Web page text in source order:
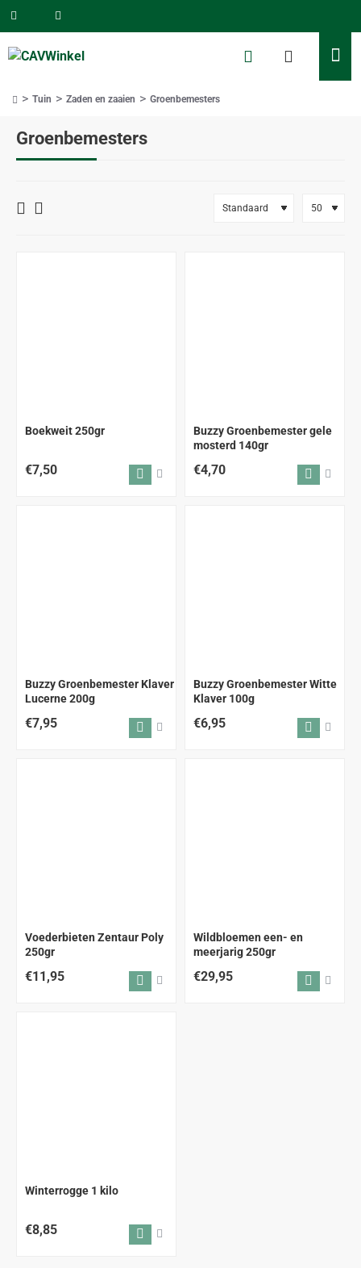
Groenbemesters
Tuin Zaden en zaaien Groenbemesters
Boekweit 250gr
€7,50
Buzzy Groenbemester gele
mosterd 140gr
€4,70
Buzzy Groenbemester Klaver
Lucerne 200g
€7,95
Buzzy Groenbemester Witte
Klaver 100g
€6,95
Voederbieten Zentaur Poly
250gr
€11,95
Wildbloemen een- en
meerjarig 250gr
€29,95
Winterrogge 1 kilo
€8,85